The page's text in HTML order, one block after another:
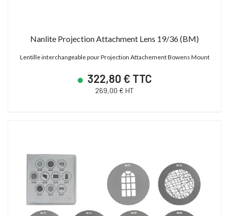
Nanlite Projection Attachment Lens 19/36 (BM)
Lentille interchangeable pour Projection Attachement Bowens Mount
322,80 € TTC
269,00 € HT